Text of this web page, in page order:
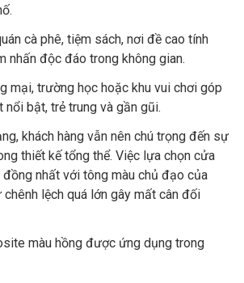
cà phê, tiệm sách, nơi đề cao tính
nhấn độc đáo trong không gian.
mại, trường học hoặc khu vui chơi góp
nổi bật, trẻ trung và gần gũi.
khách hàng vẫn nên chú trọng đến sự
thiết kế tổng thể. Việc lựa chọn cửa
nhất với tông màu chủ đạo của
lệch quá lớn gây mất cân đối